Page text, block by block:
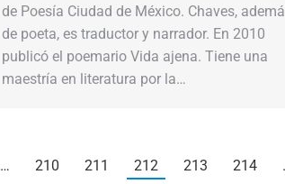
de Poesía Ciudad de México. Chaves,
de poeta, es traductor y narrador. En 2010
publicó el poemario Vida ajena. Tiene una
maestría en literatura por la…
… 210 211 212 213 214